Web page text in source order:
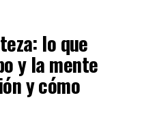
lo que
y la mente
y cómo